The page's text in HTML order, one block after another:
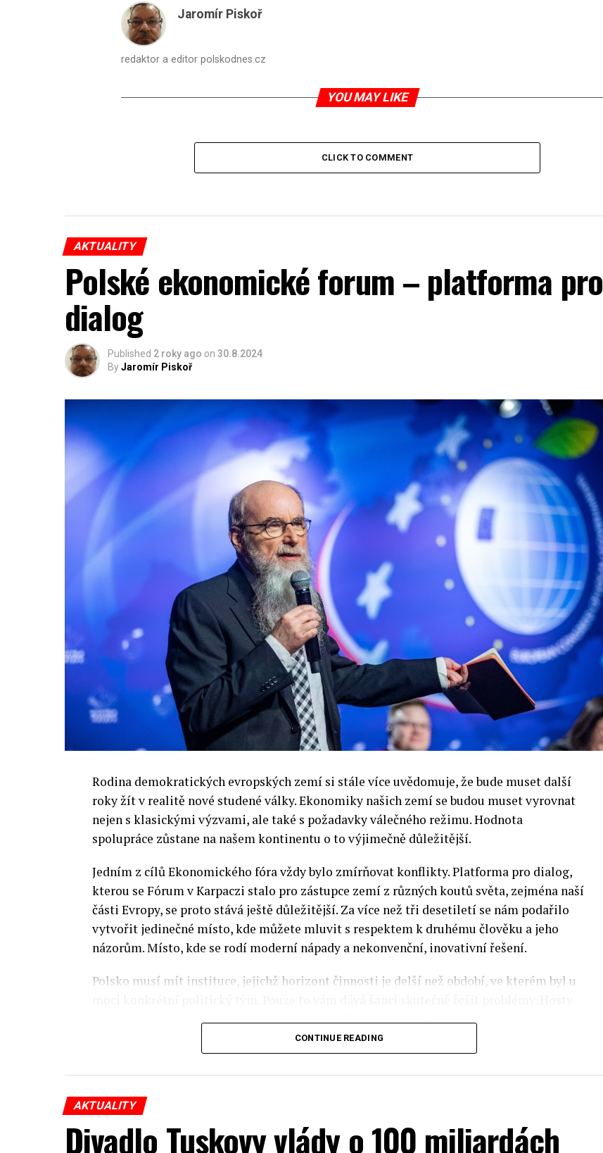
Jaromír Piskoř
redaktor a editor polskodnes.cz
YOU MAY LIKE
CLICK TO COMMENT
AKTUALITY
Polské ekonomické forum – platforma pro
dialog
Published 2 roky ago on 30.8.2024
ByJaromír Piskoř
Rodina demokratických evropských zemí si stále více uvědomuje, že bude muset další
roky žít v realitě nové studené války. Ekonomiky našich zemí se budou muset vyrovnat
nejen s klasickými výzvami, ale také s požadavky válečného režimu. Hodnota
spolupráce zůstane na našem kontinentu o to výjimečně důležitější.
Jedním z cílů Ekonomického fóra vždy bylo zmírňovat konflikty. Platforma pro dialog,
kterou se Fórum v Karpaczi stalo pro zástupce zemí z různých koutů světa, zejména naší
části Evropy, se proto stává ještě důležitější. Za více než tři desetiletí se nám podařilo
vytvořit jedinečné místo, kde můžete mluvit s respektem k druhému člověku a jeho
názorům. Místo, kde se rodí moderní nápady a nekonvenční, inovativní řešení.
Polsko musí mít instituce, jejichž horizont činnosti je delší než období, ve kterém byl u
Fóra jsou prezidenti, předsedové vlád, ministři, politici a představitelé samosprávy,
prezidenti korporací, lidé z kultury, renomovaní vědci, novináři a zástupci nevládních
umožňuje každoročně připravit obsahový program Ekonomického fóra, který se skládá z
více než 350 akcí týkajících se celého spektra témat ze světa evropské politiky.
inovativní ekonomiky, občanské společnosti, ochrany životního prostředí a bezpečnosti.
CONTINUE READING
AKTUALITY
Divadlo Tuskovy vlády o 100 miliardách